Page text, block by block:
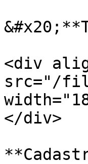
<div
src="/
</div>